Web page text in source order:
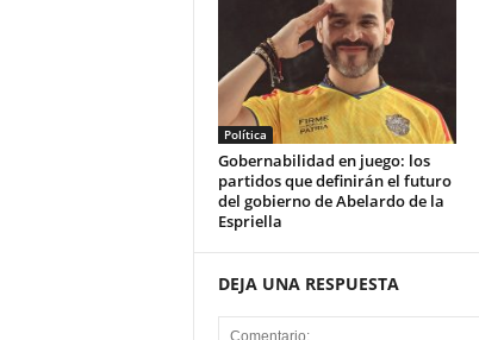
Política
Gobernabilidad en juego: los
partidos que definirán el futuro
del gobierno de Abelardo de la
Espriella
DEJA UNA RESPUESTA